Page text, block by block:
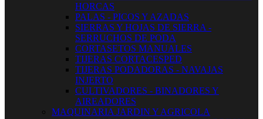
HORCAS
PALAS - PICOS Y AZADAS
SIERRAS Y HOJAS DE SIERRA -
SERRUCHOS DE PODA
CORTASETOS MANUALES
TIJERAS CORTACESPED
TIJERAS PODADORAS - NAVAJAS
INJERTO
CULTIVADORES - BINADORES Y
AIREADORES
MAQUINARIA JARDIN Y AGRICOLA